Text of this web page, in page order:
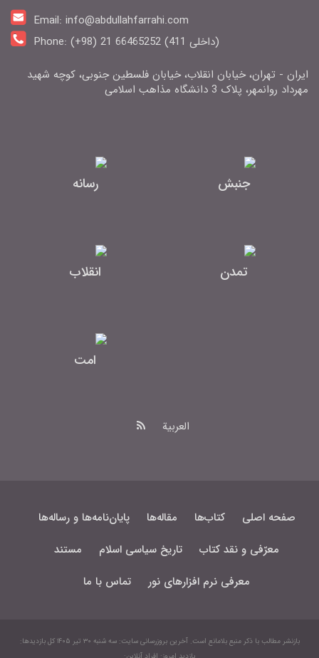
Email: info@abdullahfarrahi.com
Phone: (+98) 21 66465252 (411 داخلی)
ایران - تهران، خیابان انقلاب، خیابان فلسطین جنوبی، کوچه شهید
مهرداد روانمهر، پلاک 3 دانشگاه مذاهب اسلامی
رسانه جنبش
انقلاب تمدن
امت
العربیة
صفحه اصلی کتاب‌ها مقاله‌ها
پایان‌نامه‌ها و رساله‌ها
معرّفی و نقد کتاب
تاریخ سیاسی اسلام
مستند
معرفی نرم افزارهای نور
تماس با ما
بازنشر مطالب با ذکر منبع بلامانع است. آخرین بروزرسانی سایت: سه شنبه ۳۰ تیر ۱۴۰۵ کل بازدیدها: